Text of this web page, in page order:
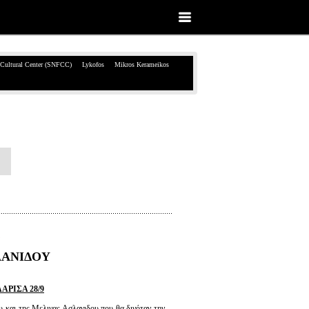
Center (SNFCC) Lykofos Mikros Kerameikos
28/9